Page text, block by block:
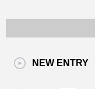
NEW ENTRY